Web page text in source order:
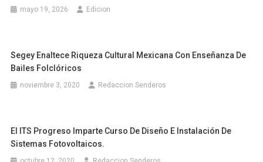
mayo 19, 2026 Edicion
Segey Enaltece Riqueza Cultural Mexicana Con Enseñanza De
Bailes Folclóricos
noviembre 3, 2020 Redaccion Senderos
El ITS Progreso Imparte Curso De Diseño E Instalación De
Sistemas Fotovoltaicos.